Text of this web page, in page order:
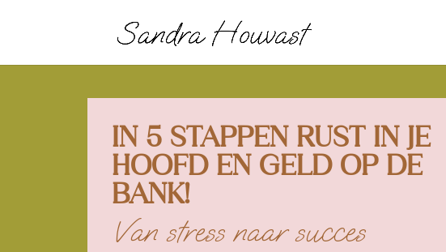
IN 5 STAPPEN RUST IN JE
HOOFD EN GELD OP DE
BANK!
Van stress naar succes